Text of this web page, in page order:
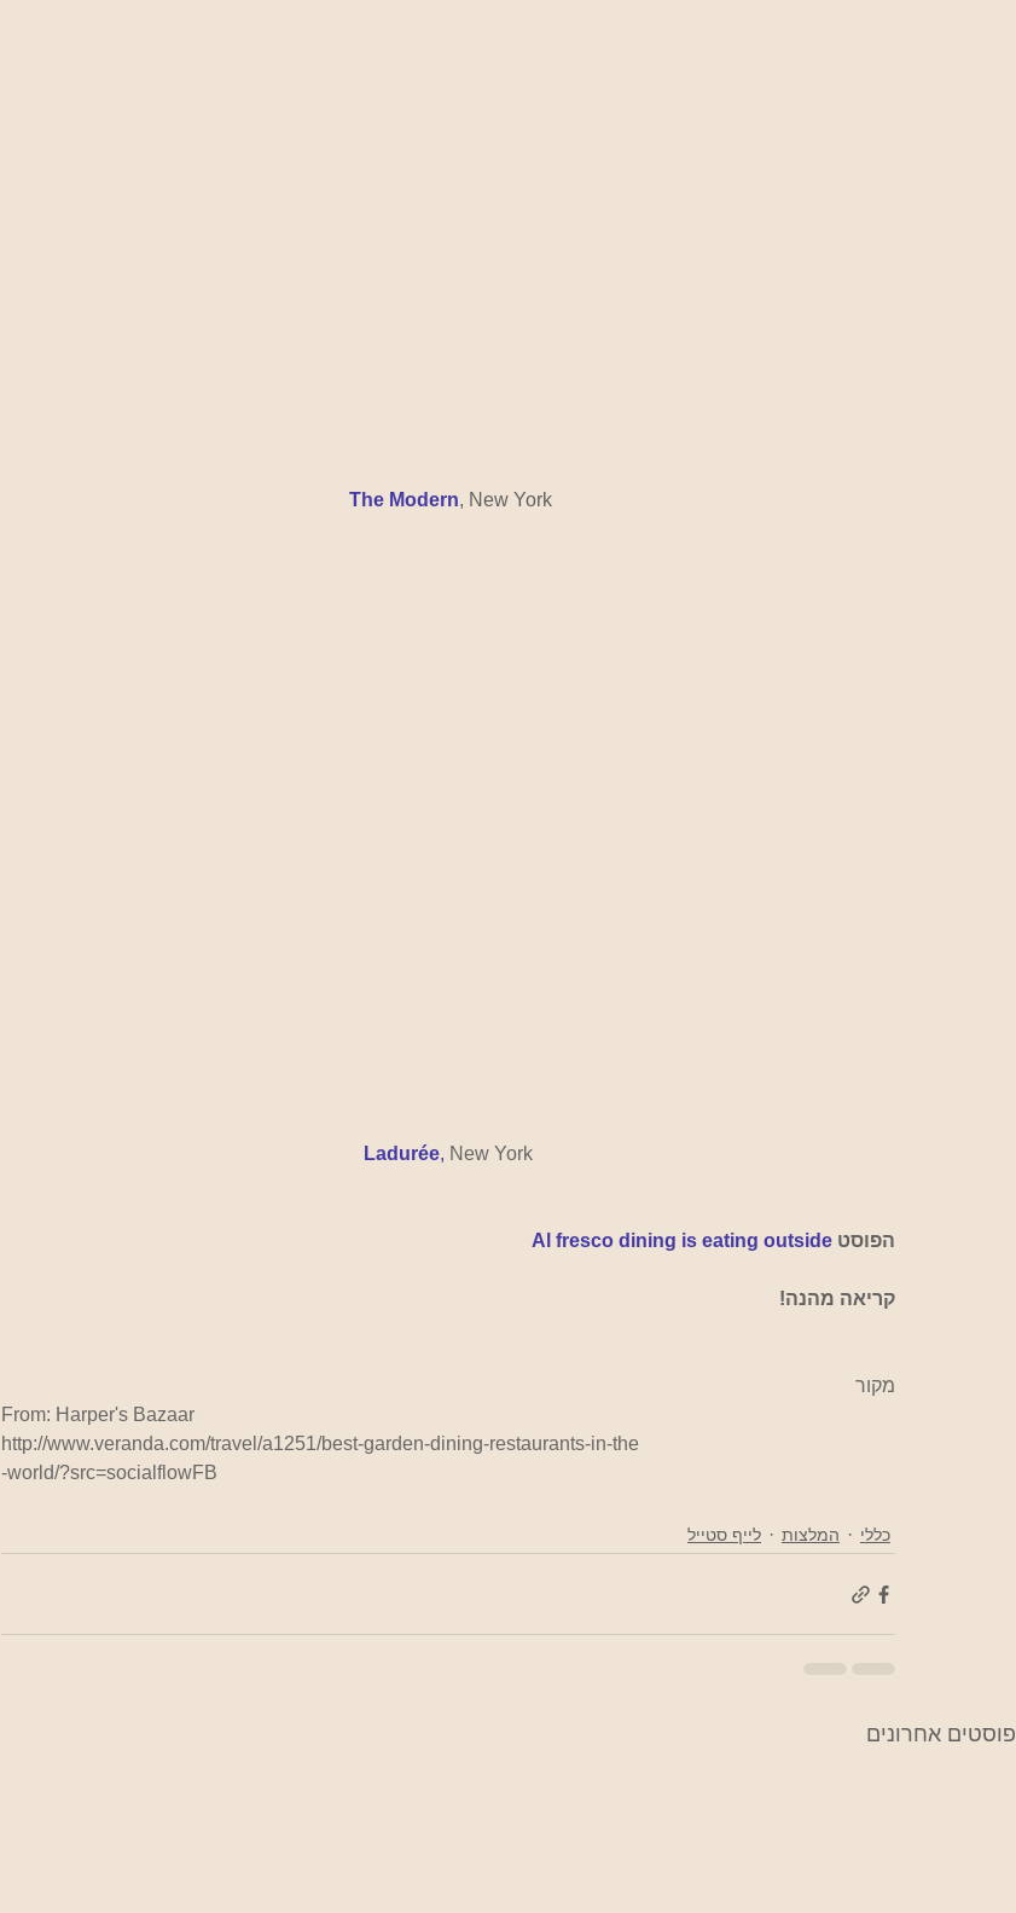
The Modern, New York
Ladurée, New York
הפוסט Al fresco dining is eating outside
קריאה מהנה!
מקור
From: Harper's Bazaar
http://www.veranda.com/travel/a1251/best-garden-dining-restaurants-in-the
-world/?src=socialflowFB
כללי המלצות לייף סטייל
פוסטים אחרונים